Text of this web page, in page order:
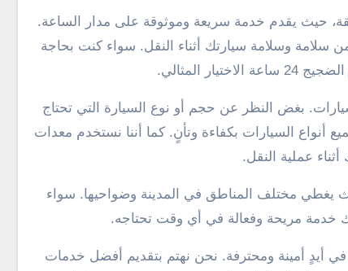
وسلامة سيارتك أثناء النقل. سواء كنت بحاجة
المثالي.
بغض النظر عن حجم أو نوع السيارة التي تحتاج
أنواع السيارات بكفاءة وتأنٍ. كما أننا نستخدم معدات
عملية النقل.
بمجال خدمة واسع، حيث يغطي مختلف المناطق في المدينة وضواحيها. سواء
خدمة مريحة وفعالة في أي وقت تحتاجه.
أن سيارتك في أيدٍ أمينة ومحترفة. نحن نهتم بتقديم أفضل خدمات